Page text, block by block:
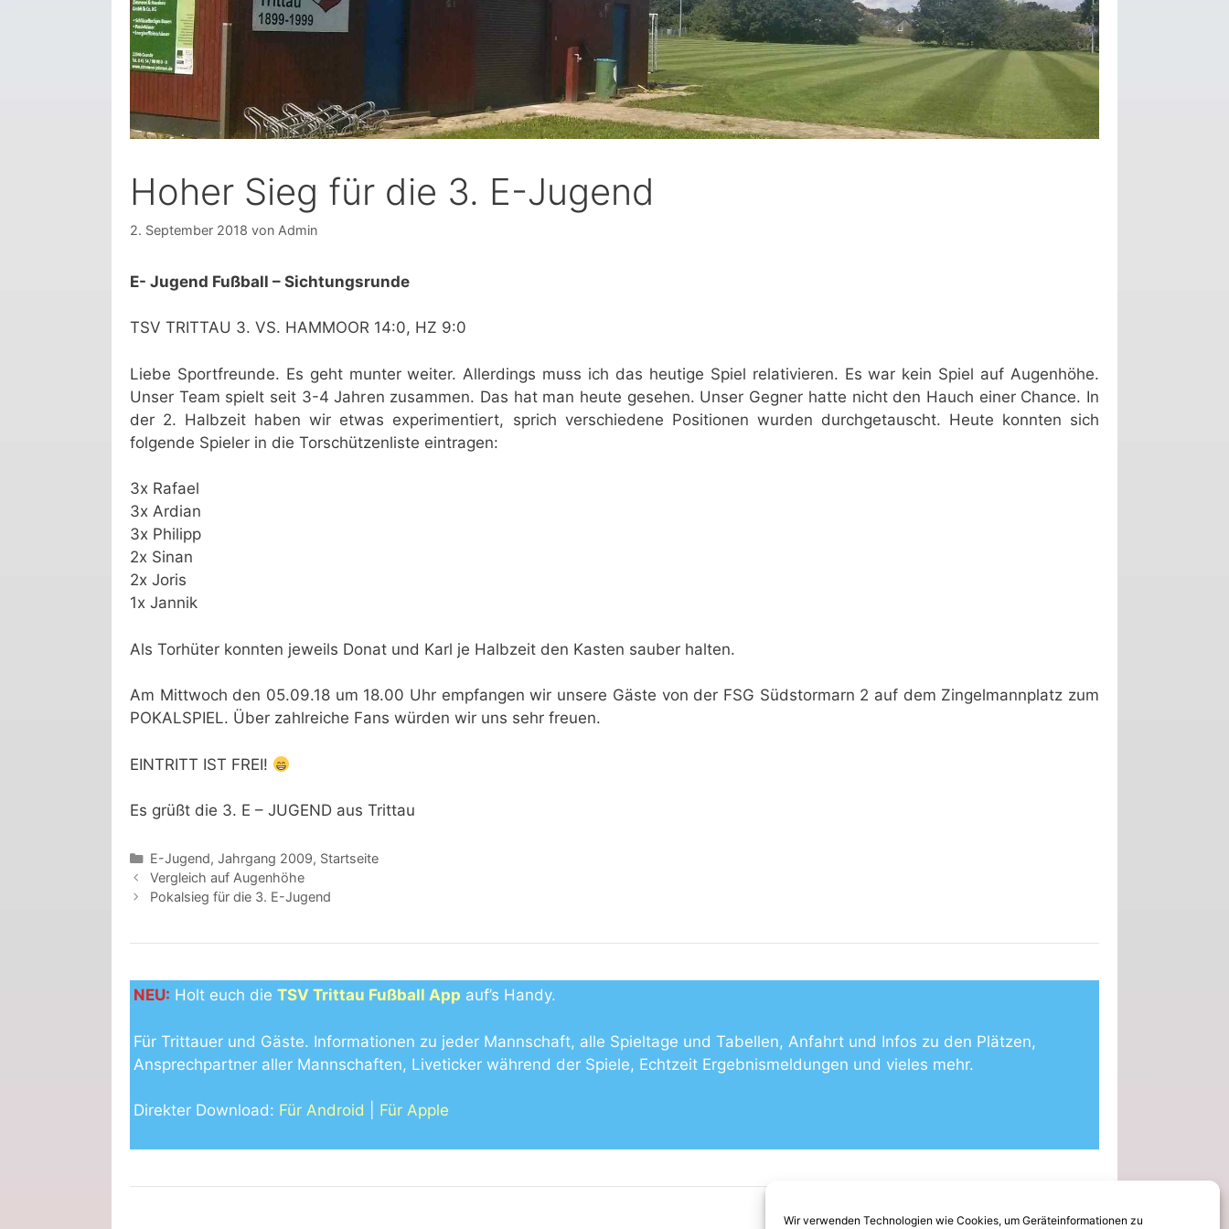
Wir verwenden Technologien wie Cookies, um Geräteinformationen zu
Hoher Sieg für die 3. E-Jugend
2. September 2018 von Admin
E- Jugend Fußball – Sichtungsrunde
TSV TRITTAU 3. VS. HAMMOOR 14:0, HZ 9:0
Liebe Sportfreunde. Es geht munter weiter. Allerdings muss ich das heutige Spiel relativieren. Es war kein Spiel auf Augenhöhe.
Unser Team spielt seit 3-4 Jahren zusammen. Das hat man heute gesehen. Unser Gegner hatte nicht den Hauch einer Chance. In
der 2. Halbzeit haben wir etwas experimentiert, sprich verschiedene Positionen wurden durchgetauscht. Heute konnten sich
folgende Spieler in die Torschützenliste eintragen:
3x Rafael
3x Ardian
3x Philipp
2x Sinan
2x Joris
1x Jannik
Als Torhüter konnten jeweils Donat und Karl je Halbzeit den Kasten sauber halten.
Am Mittwoch den 05.09.18 um 18.00 Uhr empfangen wir unsere Gäste von der FSG Südstormarn 2 auf dem Zingelmannplatz zum
POKALSPIEL. Über zahlreiche Fans würden wir uns sehr freuen.
EINTRITT IST FREI!
Es grüßt die 3. E – JUGEND aus Trittau
Kategorien
E-Jugend, Jahrgang 2009, Startseite
Vergleich auf Augenhöhe
Pokalsieg für die 3. E-Jugend
NEU: Holt euch die TSV Trittau Fußball App auf’s Handy.
Für Trittauer und Gäste. Informationen zu jeder Mannschaft, alle Spieltage und Tabellen, Anfahrt und Infos zu den Plätzen,
Ansprechpartner aller Mannschaften, Liveticker während der Spiele, Echtzeit Ergebnismeldungen und vieles mehr.
Direkter Download: Für Android Für Apple